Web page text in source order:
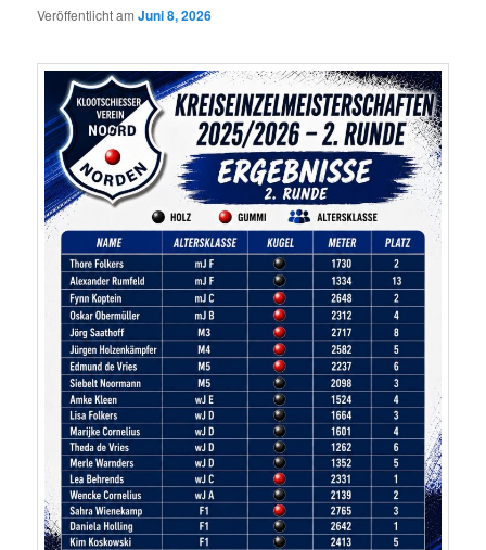
Veröffentlicht amJuni 8, 2026